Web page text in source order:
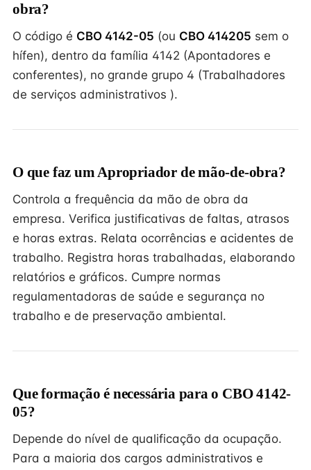
obra?
O código é CBO 4142-05 (ou CBO 414205 sem o
hífen), dentro da família 4142 (Apontadores e
conferentes), no grande grupo 4 (Trabalhadores
de serviços administrativos ).
O que faz um Apropriador de mão-de-obra?
Controla a frequência da mão de obra da
empresa. Verifica justificativas de faltas, atrasos
e horas extras. Relata ocorrências e acidentes de
trabalho. Registra horas trabalhadas, elaborando
relatórios e gráficos. Cumpre normas
regulamentadoras de saúde e segurança no
trabalho e de preservação ambiental.
Que formação é necessária para o CBO 4142-
05?
Depende do nível de qualificação da ocupação.
Para a maioria dos cargos administrativos e